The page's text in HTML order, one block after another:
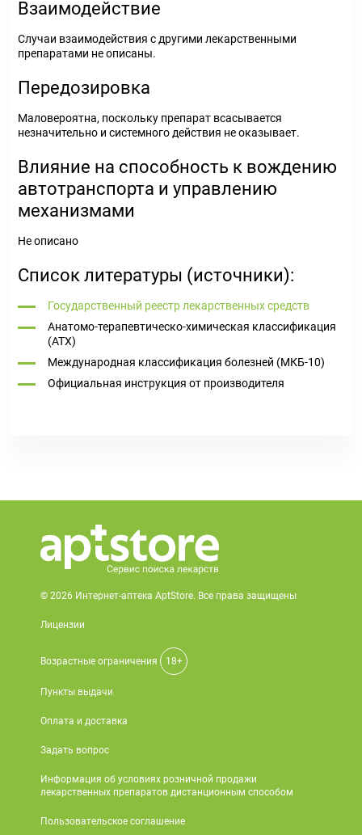
Взаимодействие
Случаи взаимодействия с другими лекарственными
препаратами не описаны.
Передозировка
Маловероятна, поскольку препарат всасывается
незначительно и системного действия не оказывает.
Влияние на способность к вождению
автотранспорта и управлению
механизмами
Не описано
Список литературы (источники):
Государственный реестр лекарственных средств
Анатомо-терапевтическо-химическая классификация
(ATX)
Международная классификация болезней (МКБ-10)
Официальная инструкция от производителя
© 2026 Интернет-аптека AptStore. Все права защищены
Лицензии
Возрастные ограничения 18+
Пункты выдачи
Оплата и доставка
Задать вопрос
Информация об условиях розничной продажи
лекарственных препаратов дистанционным способом
Пользовательское соглашение